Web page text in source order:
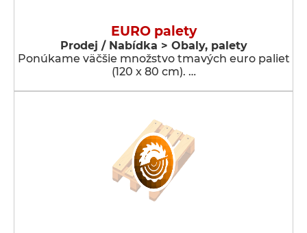
EURO palety
Prodej / Nabídka > Obaly, palety
Ponúkame väčšie množstvo tmavých euro paliet
(120 x 80 cm). …